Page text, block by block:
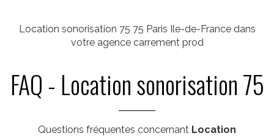
Location sonorisation 75 75 Paris Ile-de-France dans
votre agence carrement prod
FAQ - Location sonorisation 75
Questions fréquentes concernant Location